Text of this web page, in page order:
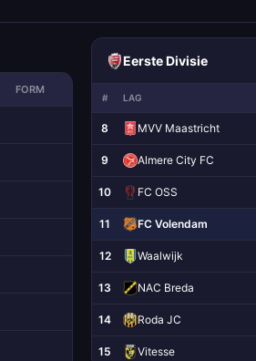
FORM
Eerste Divisie
# LAG
8 MVV Maastricht
9 Almere City FC
10 FC OSS
11 FC Volendam
12 Waalwijk
13 NAC Breda
14 Roda JC
15 Vitesse